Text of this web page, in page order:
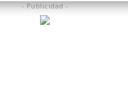
- Publicidad -